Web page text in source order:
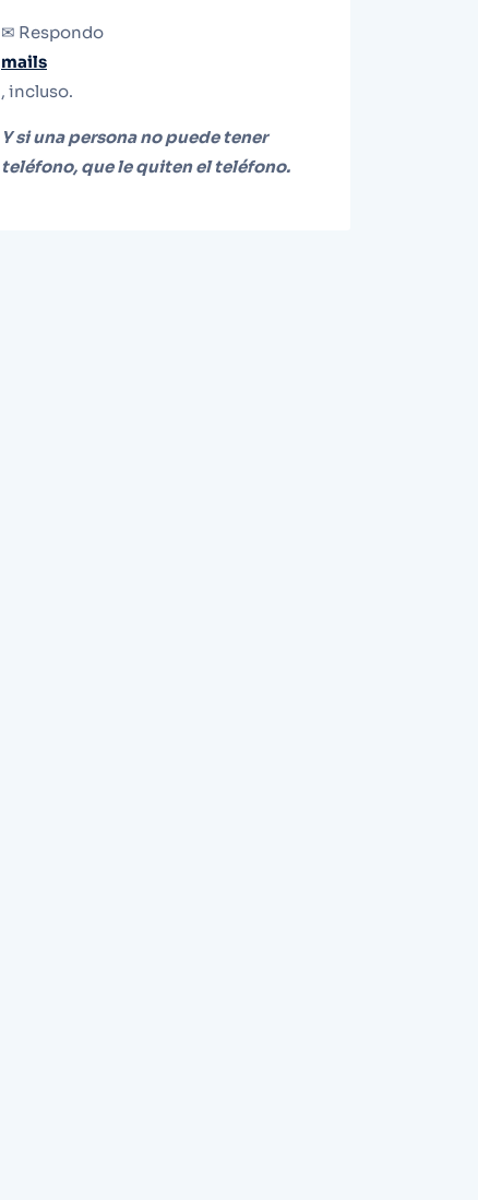
✉ Respondo
mails
, incluso.
Y si una persona no puede tener
teléfono, que le quiten el teléfono.